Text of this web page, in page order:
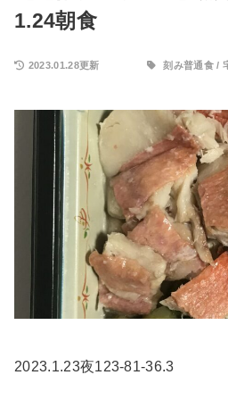
1.24朝食
2023.01.28更新 刻み普通食/
2023.1.23夜123-81-36.3